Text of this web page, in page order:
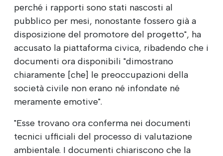
perché i rapporti sono stati nascosti al
pubblico per mesi, nonostante fossero già a
disposizione del promotore del progetto", ha
accusato la piattaforma civica, ribadendo che i
documenti ora disponibili "dimostrano
chiaramente [che] le preoccupazioni della
società civile non erano né infondate né
meramente emotive".
"Esse trovano ora conferma nei documenti
tecnici ufficiali del processo di valutazione
ambientale. I documenti chiariscono che la